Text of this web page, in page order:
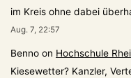
im Kreis ohne dabei
Aug. 7, 22:57
Benno on Hochschule
Kiesewetter? Kanzler,